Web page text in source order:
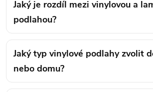
Jaký je rozdíl mezi vinylovou a
podlahou?
Jaký typ vinylové podlahy zvolit
nebo domu?